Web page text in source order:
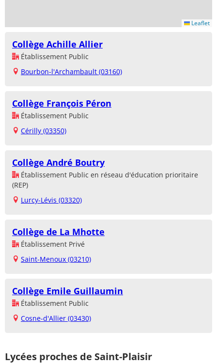
Leaflet
Collège Achille Allier
Établissement Public
Bourbon-l'Archambault (03160)
Collège François Péron
Établissement Public
Cérilly (03350)
Collège André Boutry
Établissement Public en réseau d'éducation prioritaire
(REP)
Lurcy-Lévis (03320)
Collège de La Mhotte
Établissement Privé
Saint-Menoux (03210)
Collège Emile Guillaumin
Établissement Public
Cosne-d'Allier (03430)
Lycées proches de Saint-Plaisir